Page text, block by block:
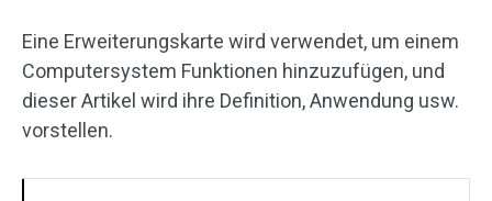
Eine Erweiterungskarte wird verwendet, um einem
Computersystem Funktionen hinzuzufügen, und
dieser Artikel wird ihre Definition, Anwendung usw.
vorstellen.